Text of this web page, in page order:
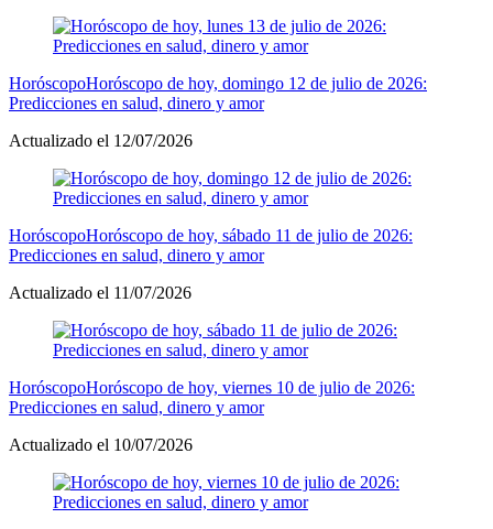
HoróscopoHoróscopo de hoy, domingo 12 de julio de 2026:
Predicciones en salud, dinero y amor
Actualizado el 12/07/2026
HoróscopoHoróscopo de hoy, sábado 11 de julio de 2026:
Predicciones en salud, dinero y amor
Actualizado el 11/07/2026
HoróscopoHoróscopo de hoy, viernes 10 de julio de 2026:
Predicciones en salud, dinero y amor
Actualizado el 10/07/2026